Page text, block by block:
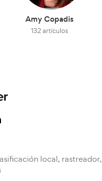
Amy Copadis
132 artículos
local, rastreador,